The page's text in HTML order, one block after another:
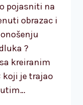
pojasniti na
obrazac i
?
kreiranim
koji je trajao